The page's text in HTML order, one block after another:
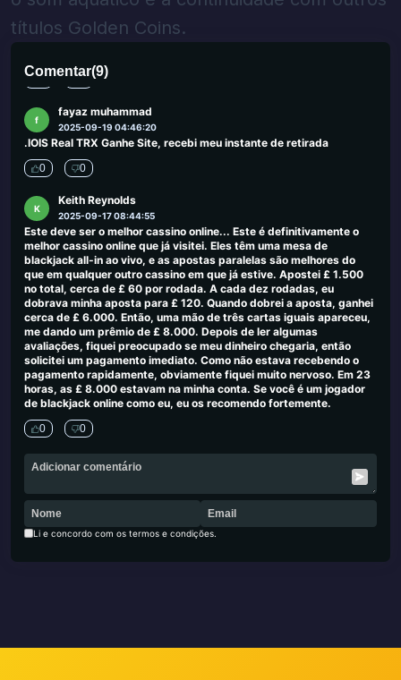
títulos Golden Coins.
Comentar(9)
segura. Se você deseja tentar sua sorte com um bônus sem
depósito, não perca essa oportunidade. Digite o código
promocional VIPSLOT durante o registro e aproveite seus giros
0 0
f
fayaz muhammad
2025-09-19 04:46:20
.IOIS Real TRX Ganhe Site, recebi meu instante de retirada
0 0
K
Keith Reynolds
2025-09-17 08:44:55
Este deve ser o melhor cassino online... Este é definitivamente o
melhor cassino online que já visitei. Eles têm uma mesa de
blackjack all-in ao vivo, e as apostas paralelas são melhores do
que em qualquer outro cassino em que já estive. Apostei £ 1.500
no total, cerca de £ 60 por rodada. A cada dez rodadas, eu
dobrava minha aposta para £ 120. Quando dobrei a aposta, ganhei
cerca de £ 6.000. Então, uma mão de três cartas iguais apareceu,
me dando um prêmio de £ 8.000. Depois de ler algumas
avaliações, fiquei preocupado se meu dinheiro chegaria, então
solicitei um pagamento imediato. Como não estava recebendo o
pagamento rapidamente, obviamente fiquei muito nervoso. Em 23
horas, as £ 8.000 estavam na minha conta. Se você é um jogador
de blackjack online como eu, eu os recomendo fortemente.
0 0
Li e concordo com os termos e condições.